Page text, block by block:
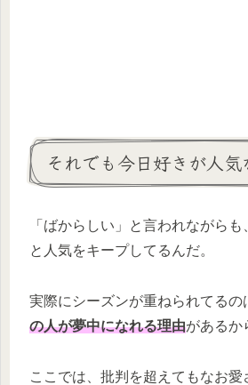
それでも今日好きが人気
「ばからしい」と言われながらも
と人気をキープしてるんだ。
実際にシーズンが重ねられてるの
の人が夢中になれる理由があるか
ここでは、批判を超えてもなお愛